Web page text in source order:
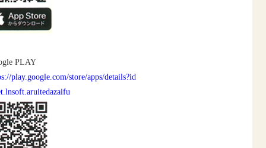
PLAY
play.google.com/store/apps/details?id